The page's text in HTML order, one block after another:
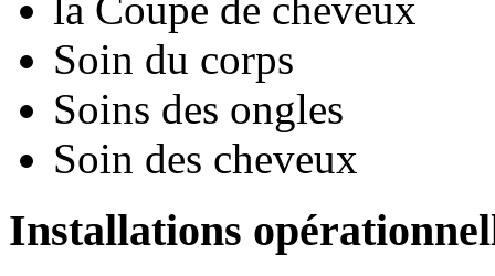
la Coupe de cheveux
Soin du corps
Soins des ongles
Soin des cheveux
Installations